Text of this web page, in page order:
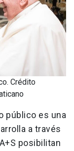
Crédito
público es una
a través
posibilitan